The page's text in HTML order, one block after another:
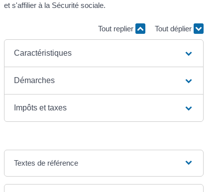
et s'affilier à la Sécurité sociale.
Tout replier Tout déplier
Caractéristiques
Démarches
Impôts et taxes
Textes de référence